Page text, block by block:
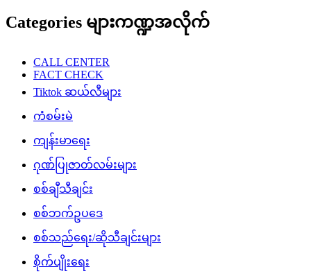
Categories များကဏ္ဍအလိုက်
CALL CENTER
FACT CHECK
Tiktok ဆယ်လီများ
ကံစမ်းမဲ
ကျန်းမာရေး
ဂုဏ်ပြုဇာတ်လမ်းများ
စစ်ချီသီချင်း
စစ်ဘက်ဥပဒေ
စစ်သည်ရေး/ဆိုသီချင်းများ
စိုက်ပျိုးရေး